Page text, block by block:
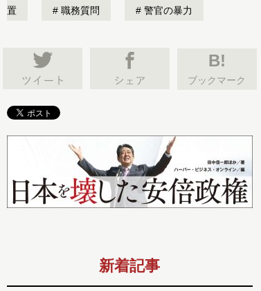
置 職務質問 警官の暴力
B!
ブックマーク
新着記事